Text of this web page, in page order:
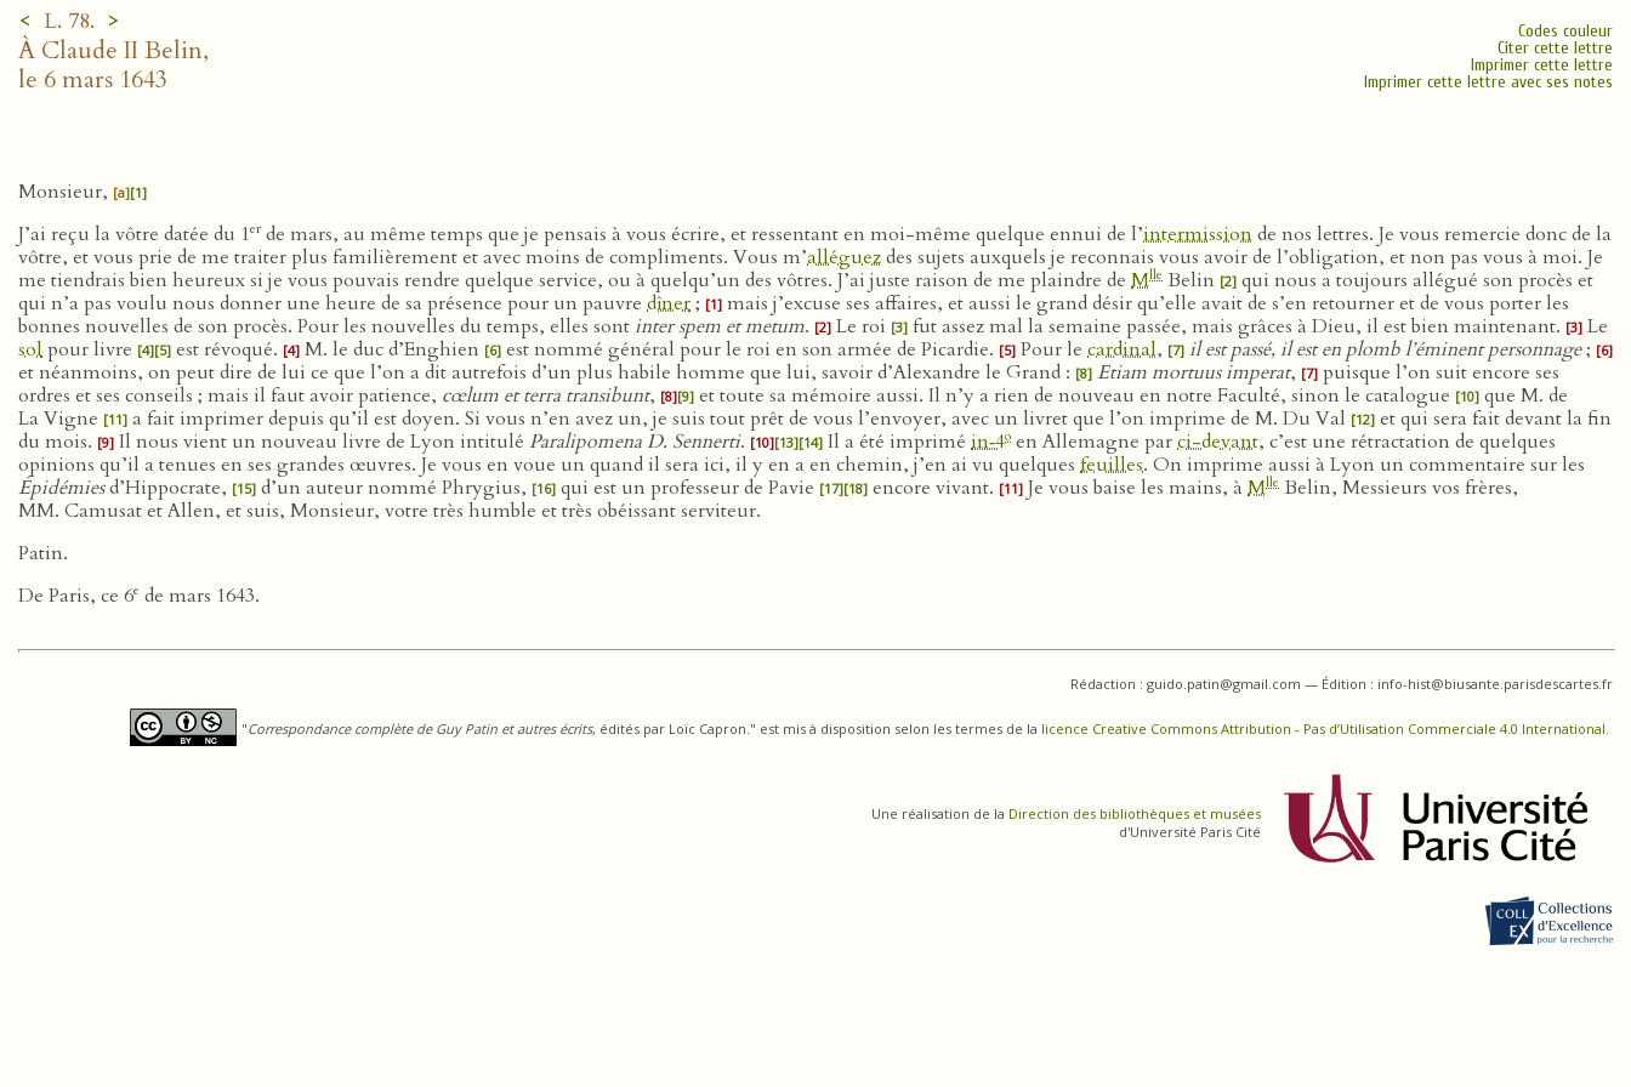
< L. 78. >
À Claude II Belin,
le 6 mars 1643
Codes couleur
Citer cette lettre
Imprimer cette lettre
Imprimer cette lettre avec ses notes
Monsieur, [a][1]
J’ai reçu la vôtre datée du 1er de mars, au même temps que je pensais à vous écrire, et ressentant en moi-même quelque ennui de l’intermissionde nos lettres. Je vous remercie donc de la
vôtre, et vous prie de me traiter plus familièrement et avec moins de compliments. Vous m’alléguezdes sujets auxquels je reconnais vous avoir de l’obligation, et non pas vous à moi. Je
me tiendrais bien heureux si je vous pouvais rendre quelque service, ou à quelqu’un des vôtres. J’ai juste raison de me plaindre de Mlle Belin [2] qui nous a toujours allégué son procès et
qui n’a pas voulu nous donner une heure de sa présence pour un pauvre dîner; [1] mais j’excuse ses affaires, et aussi le grand désir qu’elle avait de s’en retourner et de vous porter les
bonnes nouvelles de son procès. Pour les nouvelles du temps, elles sont inter spem et metum. [2] Le roi [3] fut assez mal la semaine passée, mais grâces à Dieu, il est bien maintenant. [3] Le
solpour livre [4][5] est révoqué. [4] M. le duc d’Enghien [6] est nommé général pour le roi en son armée de Picardie. [5] Pour le cardinal, [7] il est passé, il est en plomb l’éminent personnage; [6]
et néanmoins, on peut dire de lui ce que l’on a dit autrefois d’un plus habile homme que lui, savoir d’Alexandre le Grand : [8] Etiam mortuus imperat, [7] puisque l’on suit encore ses
ordres et ses conseils ; mais il faut avoir patience, cœlum et terra transibunt, [8][9] et toute sa mémoire aussi. Il n’y a rien de nouveau en notre Faculté, sinon le catalogue [10] que M. de
La Vigne [11] a fait imprimer depuis qu’il est doyen. Si vous n’en avez un, je suis tout prêt de vous l’envoyer, avec un livret que l’on imprime de M. Du Val [12] et qui sera fait devant la fin
du mois. [9] Il nous vient un nouveau livre de Lyon intitulé Paralipomena D. Sennerti. [10][13][14] Il a été imprimé in‑4o en Allemagne parci-devant, c’est une rétractation de quelques
opinions qu’il a tenues en ses grandes œuvres. Je vous en voue un quand il sera ici, il y en a en chemin, j’en ai vu quelques feuilles. On imprime aussi à Lyon un commentaire sur les
Épidémiesd’Hippocrate, [15] d’un auteur nommé Phrygius, [16] qui est un professeur de Pavie [17][18] encore vivant. [11] Je vous baise les mains, à Mlle Belin, Messieurs vos frères,
MM. Camusat et Allen, et suis, Monsieur, votre très humble et très obéissant serviteur.
Patin.
De Paris, ce 6e de mars 1643.
Rédaction : guido.patin@gmail.com — Édition : info-hist@biusante.parisdescartes.fr
"Correspondance complète de Guy Patin et autres écrits, édités par Loïc Capron." est mis à disposition selon les termes de la licence Creative Commons Attribution - Pas d’Utilisation Commerciale 4.0 International.
Une réalisation de la Direction des bibliothèques et musées
d'Université Paris Cité